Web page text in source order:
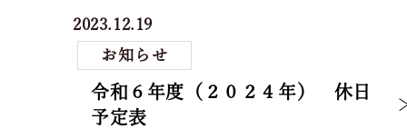
2023.12.19
お知らせ
令和６年度（２０２４年） 休日
予定表